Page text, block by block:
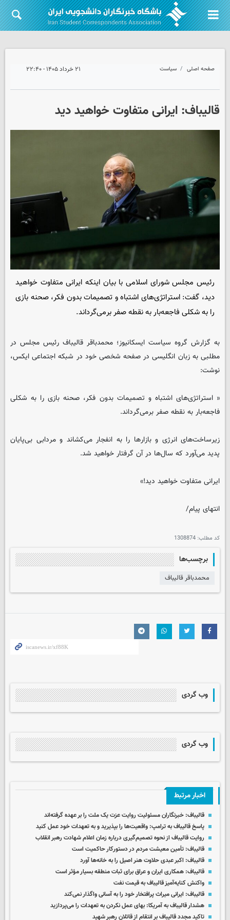
صفحه اصلی سیاست ۲۱ خرداد ۱۴۰۵ - ۲۲:۴۰
قالیباف: ایرانی متفاوت خواهید دید
رئیس مجلس شورای اسلامی با بیان اینکه ایرانی متفاوت خواهید
دید، گفت: استراتژی‌های اشتباه و تصمیمات بدون فکر، صحنه بازی
را به شکلی فاجعه‌بار به نقطه صفر برمی‌گرداند.
به گزارش گروه سیاست ایسکانیوز؛ محمدباقر قالیباف رئیس مجلس در
مطلبی به زبان انگلیسی در صفحه شخصی خود در شبکه اجتماعی ایکس،
نوشت:
« استراتژی‌های اشتباه و تصمیمات بدون فکر، صحنه بازی را به شکلی
فاجعه‌بار به نقطه صفر برمی‌گرداند.
زیرساخت‌های انرژی و بازارها را به انفجار می‌کشاند و مردابی بی‌پایان
پدید می‌آورد که سال‌ها در آن گرفتار خواهید شد.
ایرانی متفاوت خواهید دید!»
انتهای پیام/
کد مطلب: 1308874
برچسب‌ها
محمدباقر قالیباف
وب گردی
وب گردی
اخبار مرتبط
قالیباف: خبرنگاران مسئولیت روایت عزت یک ملت را بر عهده گرفته‌اند
پاسخ قالیباف به ترامپ: واقعیت‌ها را بپذیرید و به تعهدات خود عمل کنید
روایت قالیباف از نحوه تصمیم‌گیری درباره زمان اعلام شهادت رهبر انقلاب
قالیباف: تأمین معیشت مردم در دستورکار حاکمیت است
قالیباف: اکبر عبدی حلاوت هنر اصیل را به خانه‌ها آورد
قالیباف: همکاری‌ ایران و عراق برای ثبات منطقه بسیار مؤثر است
واکنش کنایه‌آمیز قالیباف به قیمت نفت
قالیباف: ایرانی میراث پرافتخار خود را به آسانی واگذار نمی‌کند
هشدار قالیباف به آمریکا: بهای عمل نکردن به تعهدات را می‌پردازید
تاکید مجدد قالیباف بر انتقام از قاتلان رهبر شهید